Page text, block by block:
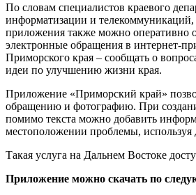
По словам специалистов краевого
информатизации и
приложения также можно оперативно
электронные обращения в интернет-
Приморского края – сообщать о
идеи по улучшению жизни края.
Приложение «Приморский край»
обращению и фотографию. При
помимо текста можно добавить
местоположении проблемы, используя
Такая услуга на Дальнем Востоке
Приложение можно скачать по